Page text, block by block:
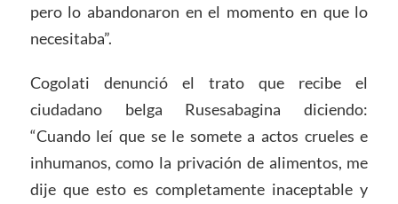
pero lo abandonaron en el momento en que lo
necesitaba”.
Cogolati denunció el trato que recibe el
ciudadano belga Rusesabagina diciendo:
“Cuando leí que se le somete a actos crueles e
inhumanos, como la privación de alimentos, me
dije que esto es completamente inaceptable y